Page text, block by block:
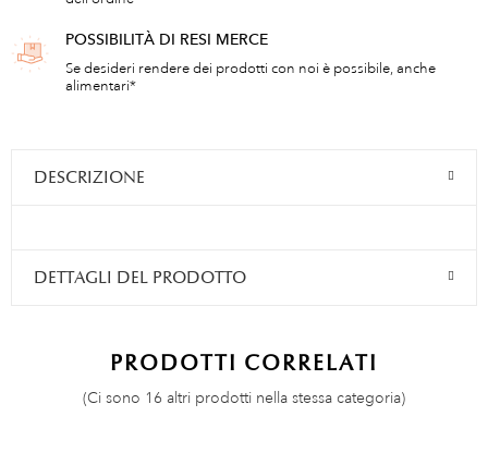
POSSIBILITÀ DI RESI MERCE
Se desideri rendere dei prodotti con noi è possibile, anche
alimentari*
DESCRIZIONE
DETTAGLI DEL PRODOTTO
PRODOTTI CORRELATI
(Ci sono 16 altri prodotti nella stessa categoria)